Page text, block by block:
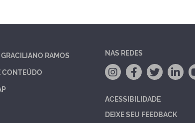
RAMOS
CONTEÚDO
NAS REDES
ACESSIBILIDADE
DEIXE SEU FEEDBACK